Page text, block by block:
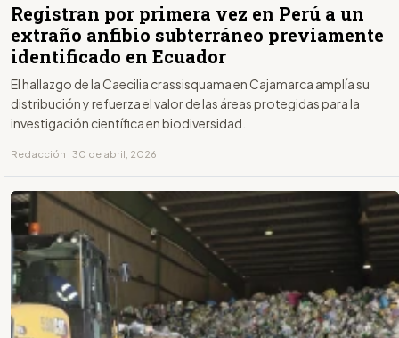
Registran por primera vez en Perú a un
extraño anfibio subterráneo previamente
identificado en Ecuador
El hallazgo de la Caecilia crassisquama en Cajamarca amplía su
distribución y refuerza el valor de las áreas protegidas para la
investigación científica en biodiversidad.
Redacción · 30 de abril, 2026